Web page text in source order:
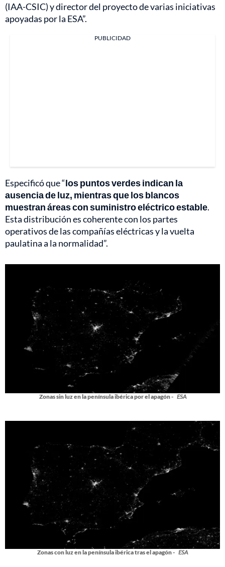
(IAA-CSIC) y director del proyecto de varias iniciativas
apoyadas por la ESA”.
PUBLICIDAD
Especificó que “los puntos verdes indican la
ausencia de luz, mientras que los blancos
muestran áreas con suministro eléctrico estable.
Esta distribución es coherente con los partes
operativos de las compañías eléctricas y la vuelta
paulatina a la normalidad”.
Zonas sin luz en la península ibérica por el apagón - ESA
Zonas con luz en la península ibérica tras el apagón - ESA